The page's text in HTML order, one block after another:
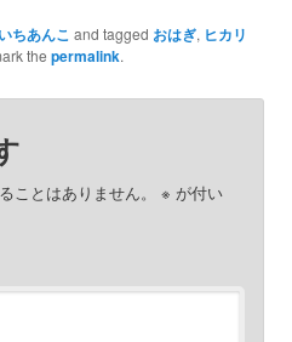
ちあんこ and tagged おはぎ, ヒカリ
the permalink.
ことはありません。 ※ が付い